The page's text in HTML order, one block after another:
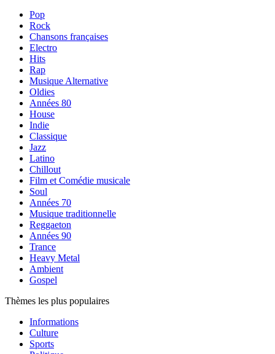
Pop
Rock
Chansons françaises
Electro
Hits
Rap
Musique Alternative
Oldies
Années 80
House
Indie
Classique
Jazz
Latino
Chillout
Film et Comédie musicale
Soul
Années 70
Musique traditionnelle
Reggaeton
Années 90
Trance
Heavy Metal
Ambient
Gospel
Thèmes les plus populaires
Informations
Culture
Sports